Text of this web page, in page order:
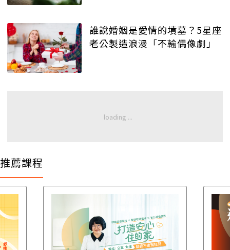
誰說婚姻是愛情的墳墓？5星座
老公製造浪漫「不輸偶像劇」
推薦課程